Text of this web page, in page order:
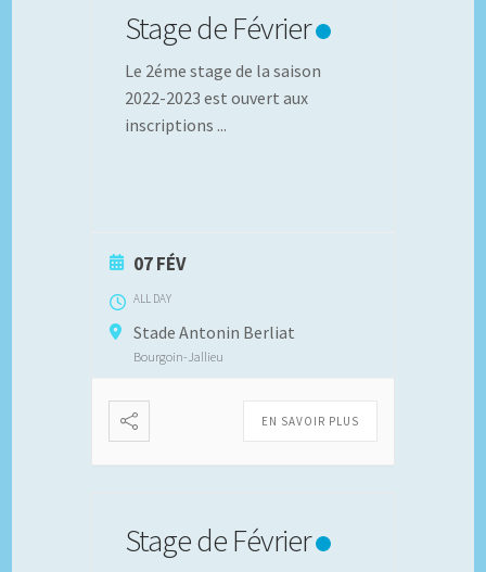
Stage de Février
Le 2éme stage de la saison
2022-2023 est ouvert aux
inscriptions ...
07 FÉV
ALL DAY
Stade Antonin Berliat
Bourgoin-Jallieu
EN SAVOIR PLUS
Stage de Février